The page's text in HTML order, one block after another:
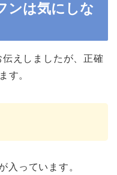
ンは気にしな
えしましたが、正確
す。
入っています。